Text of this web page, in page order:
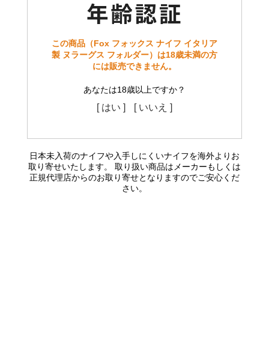
この商品（Fox フォックス ナイフ イタリア
製 ヌラーグス フォルダー）は18歳未満の方
には販売できません。
あなたは18歳以上ですか？
[ はい ] [ いいえ ]
日本未入荷のナイフや入手しにくいナイフを海外よりお
取り寄せいたします。 取り扱い商品はメーカーもしくは
正規代理店からのお取り寄せとなりますのでご安心くだ
さい。